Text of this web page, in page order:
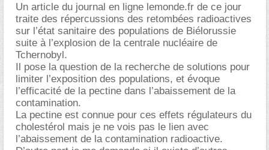
Un article du journal en ligne lemonde.fr de ce jour
traite des répercussions des retombées radioactives
sur l’état sanitaire des populations de Biélorussie
suite à l’explosion de la centrale nucléaire de
Tchernobyl.
Il pose la question de la recherche de solutions pour
limiter l’exposition des populations, et évoque
l’efficacité de la pectine dans l’abaissement de la
contamination.
La pectine est connue pour ces effets régulateurs du
cholestérol mais je ne vois pas le lien avec
l’abaissement de la contamination radioactive.